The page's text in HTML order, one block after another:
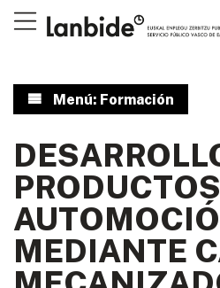
Menú: Formación
MEDIANTE